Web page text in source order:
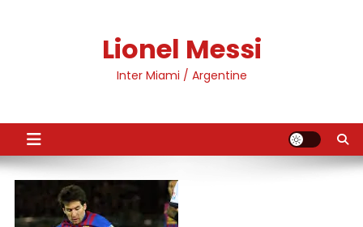
Lionel Messi
Inter Miami / Argentine